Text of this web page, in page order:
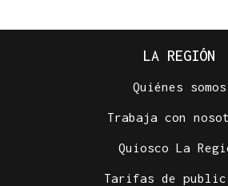
LA REGIÓN
Quiénes somos
Trabaja con
Quiosco La
Tarifas de